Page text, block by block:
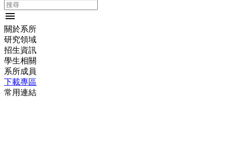
menu
關於系所
研究領域
招生資訊
學生相關
系所成員
下載專區
常用連結